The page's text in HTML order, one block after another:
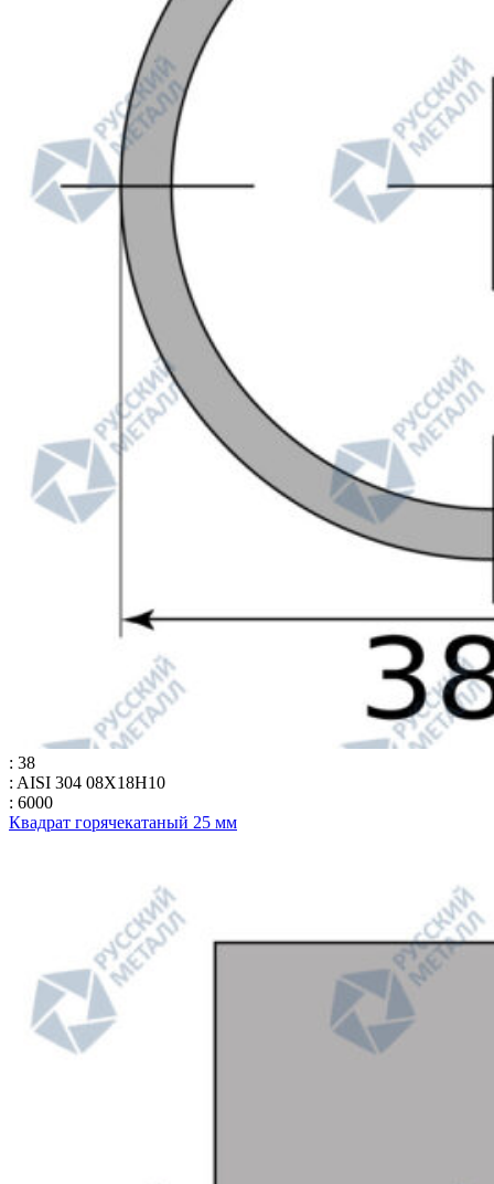
: 38
: AISI 304 08Х18Н10
: 6000
Квадрат горячекатаный 25 мм